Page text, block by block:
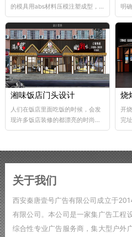
的模具用abs材料压模注塑成型，
abs韧性好、不易破碎...
明
个
湘味饭店门头设计
人们在饭店里面吃饭的时候，会发
现许多饭店装修的都漂亮的时尚，
好的饭店装修，也能够...
烧
开
完
装
关于我们
西安秦唐壹号广告有限公司成立于
有限公司。本公司是一家集广告工程
综合性专业广告服务商，集大型户外